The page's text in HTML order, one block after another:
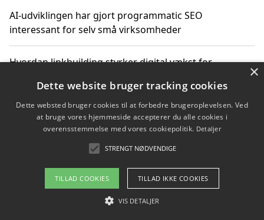
AI-udviklingen har gjort programmatic SEO
interessant for selv små virksomheder
Hvordan linkbuilding styrker digital vækst for
Sådan har udviklingen inden for genbrug af elektronik
ændret sig
Copyright 2026 - Pilanto Aps
Om / kontakt
×
Dette website bruger tracking cookies
Dette websted bruger cookies til at forbedre brugeroplevelsen. Ved
at bruge vores hjemmeside accepterer du alle cookies i
overensstemmelse med vores cookiepolitik. Detaljer
STRENGT NØDVENDIGE
TILLAD COOKIES TILLAD IKKE COOKIES
VIS DETALJER